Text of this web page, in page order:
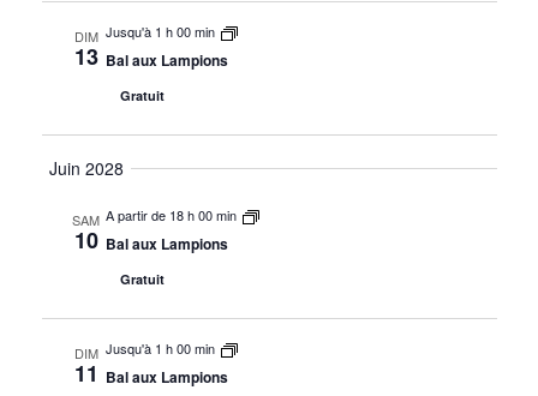
DIM
13
Jusqu'à 1 h 00 min
Bal aux Lampions
Gratuit
Juin 2028
SAM
10
A partir de 18 h 00 min
Bal aux Lampions
Gratuit
DIM
11
Jusqu'à 1 h 00 min
Bal aux Lampions